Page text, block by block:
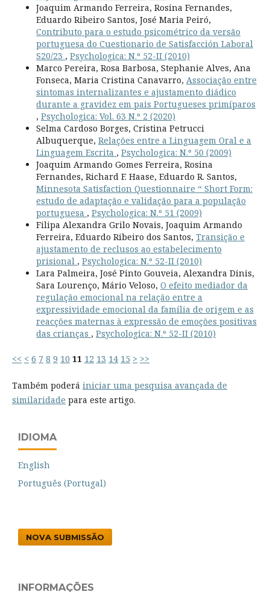
Joaquim Armando Ferreira, Rosina Fernandes,
Eduardo Ribeiro Santos, José Maria Peiró,
Contributo para o estudo psicométrico da versão
portuguesa do Cuestionario de Satisfacción Laboral
S20/23 , Psychologica: N.º 52-II (2010)
Marco Pereira, Rosa Barbosa, Stephanie Alves, Ana
Fonseca, Maria Cristina Canavarro, Associação entre
sintomas internalizantes e ajustamento diádico
durante a gravidez em pais Portugueses primíparos
, Psychologica: Vol. 63 N.º 2 (2020)
Selma Cardoso Borges, Cristina Petrucci
Albuquerque, Relações entre a Linguagem Oral e a
Linguagem Escrita , Psychologica: N.º 50 (2009)
Joaquim Armando Gomes Ferreira, Rosina
Fernandes, Richard F. Haase, Eduardo R. Santos,
Minnesota Satisfaction Questionnaire “ Short Form:
estudo de adaptação e validação para a população
portuguesa , Psychologica: N.º 51 (2009)
Filipa Alexandra Grilo Novais, Joaquim Armando
Ferreira, Eduardo Ribeiro dos Santos, Transição e
ajustamento de reclusos ao estabelecimento
prisional , Psychologica: N.º 52-II (2010)
Lara Palmeira, José Pinto Gouveia, Alexandra Dinis,
Sara Lourenço, Mário Veloso, O efeito mediador da
regulação emocional na relação entre a
expressividade emocional da família de origem e as
reacções maternas à expressão de emoções positivas
das crianças , Psychologica: N.º 52-II (2010)
<< < 6 7 8 9 10 11 12 13 14 15 > >>
Também poderá iniciar uma pesquisa avançada de
similaridade para este artigo.
IDIOMA
English
Português (Portugal)
NOVA SUBMISSÃO
INFORMAÇÕES